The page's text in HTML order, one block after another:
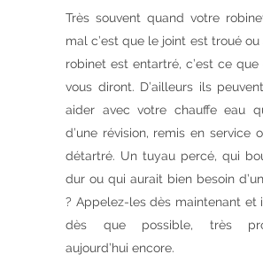
Très souvent quand votre
mal c’est que le joint est troué
robinet est entartré, c’est ce
vous diront. D’ailleurs ils
aider avec votre chauffe eau
d’une révision, remis en service
détartré. Un tuyau percé, qui
dur ou qui aurait bien besoin
? Appelez-les dès maintenant et
dès que possible, très
aujourd’hui encore.